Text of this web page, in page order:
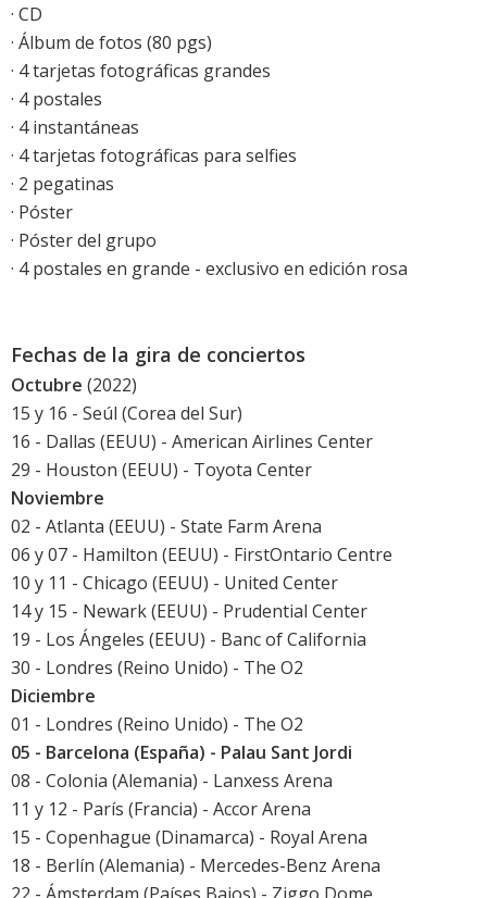
· CD
· Álbum de fotos (80 pgs)
· 4 tarjetas fotográficas grandes
· 4 postales
· 4 instantáneas
· 4 tarjetas fotográficas para selfies
· 2 pegatinas
· Póster
· Póster del grupo
· 4 postales en grande - exclusivo en edición rosa
Fechas de la gira de conciertos
Octubre (2022)
15 y 16 - Seúl (Corea del Sur)
16 - Dallas (EEUU) - American Airlines Center
29 - Houston (EEUU) - Toyota Center
Noviembre
02 - Atlanta (EEUU) - State Farm Arena
06 y 07 - Hamilton (EEUU) - FirstOntario Centre
10 y 11 - Chicago (EEUU) - United Center
14 y 15 - Newark (EEUU) - Prudential Center
19 - Los Ángeles (EEUU) - Banc of California
30 - Londres (Reino Unido) - The O2
Diciembre
01 - Londres (Reino Unido) - The O2
05 - Barcelona (España) - Palau Sant Jordi
08 - Colonia (Alemania) - Lanxess Arena
11 y 12 - París (Francia) - Accor Arena
15 - Copenhague (Dinamarca) - Royal Arena
18 - Berlín (Alemania) - Mercedes-Benz Arena